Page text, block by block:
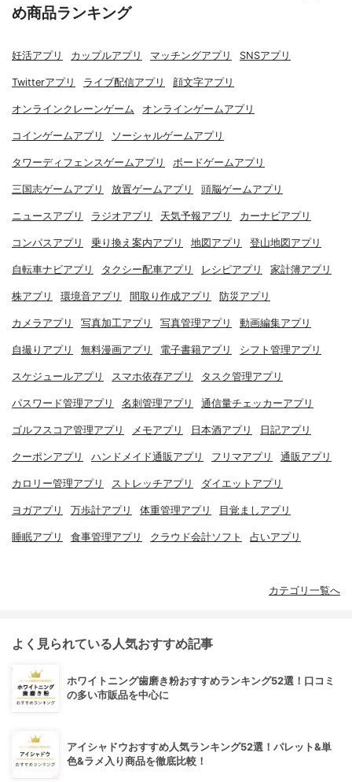
め商品ランキング
妊活アプリ カップルアプリ マッチングアプリ SNSアプリ
Twitterアプリ ライブ配信アプリ 顔文字アプリ
オンラインクレーンゲーム オンラインゲームアプリ
コインゲームアプリ ソーシャルゲームアプリ
タワーディフェンスゲームアプリ ボードゲームアプリ
三国志ゲームアプリ 放置ゲームアプリ 頭脳ゲームアプリ
ニュースアプリ ラジオアプリ 天気予報アプリ カーナビアプリ
コンパスアプリ 乗り換え案内アプリ 地図アプリ 登山地図アプリ
自転車ナビアプリ タクシー配車アプリ レシピアプリ 家計簿アプリ
株アプリ 環境音アプリ 間取り作成アプリ 防災アプリ
カメラアプリ 写真加工アプリ 写真管理アプリ 動画編集アプリ
自撮りアプリ 無料漫画アプリ 電子書籍アプリ シフト管理アプリ
スケジュールアプリ スマホ依存アプリ タスク管理アプリ
パスワード管理アプリ 名刺管理アプリ 通信量チェッカーアプリ
ゴルフスコア管理アプリ メモアプリ 日本酒アプリ 日記アプリ
クーポンアプリ ハンドメイド通販アプリ フリマアプリ 通販アプリ
カロリー管理アプリ ストレッチアプリ ダイエットアプリ
ヨガアプリ 万歩計アプリ 体重管理アプリ 目覚ましアプリ
睡眠アプリ 食事管理アプリ クラウド会計ソフト 占いアプリ
カテゴリ一覧へ
よく見られている人気おすすめ記事
ホワイトニング歯磨き粉おすすめランキング52選！口コミ
の多い市販品を中心に
アイシャドウおすすめ人気ランキング52選！パレット&単
色&ラメ入り商品を徹底比較！